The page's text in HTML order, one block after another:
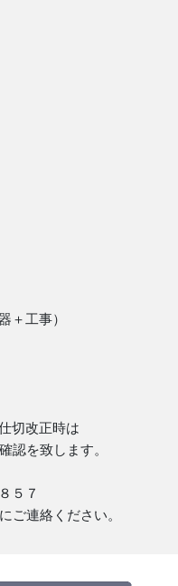
＋工事）
切改正時は
認を致します。
５７
ご連絡ください。